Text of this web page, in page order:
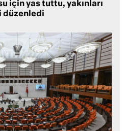
için yas tuttu, yakınları
düzenledi